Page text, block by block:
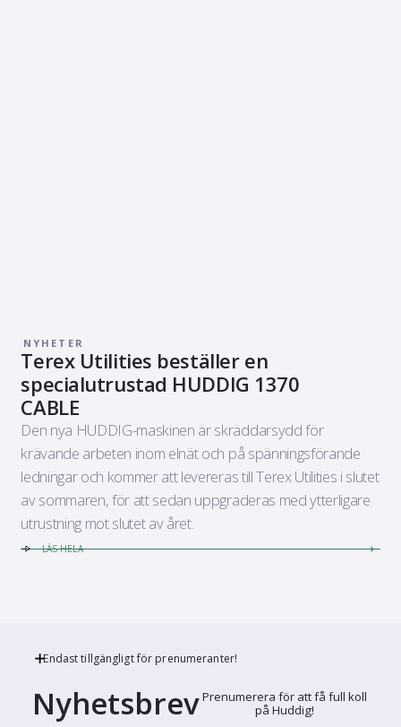
NYHETER
Terex Utilities beställer en
specialutrustad HUDDIG 1370
CABLE
Den nya HUDDIG-maskinen är skräddarsydd för
krävande arbeten inom elnät och på spänningsförande
ledningar och kommer att levereras till Terex Utilities i slutet
av sommaren, för att sedan uppgraderas med ytterligare
utrustning mot slutet av året.
LÄS HELA
Endast tillgängligt för prenumeranter!
NyhetsbrevPrenumerera för att få full koll
på Huddig!